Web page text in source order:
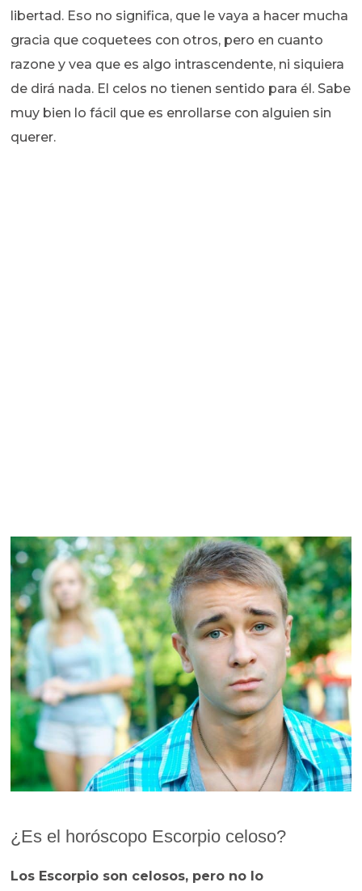
libertad. Eso no significa, que le vaya a hacer mucha
gracia que coquetees con otros, pero en cuanto
razone y vea que es algo intrascendente, ni siquiera
de dirá nada. El celos no tienen sentido para él. Sabe
muy bien lo fácil que es enrollarse con alguien sin
querer.
¿Es el horóscopo Escorpio celoso?
Los Escorpio son celosos, pero no lo